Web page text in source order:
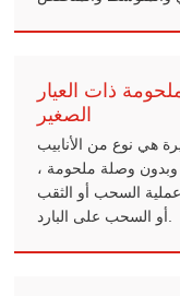
ذات العيار
الصغير
هي نوع من الأنابيب
وصلة ملحومة ،
السحب أو الثقب
أو السحب على البارد.